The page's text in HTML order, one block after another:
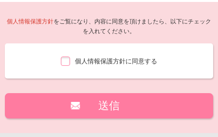
個人情報保護方針をご覧になり、内容に同意を頂けましたら、以下にチェック
を入れてください。
個人情報保護方針に同意する